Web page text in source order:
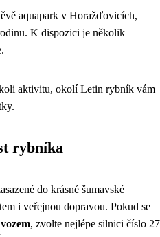
aquapark v Horažďovicích,
K dispozici je několik
aktivitu, okolí Letin rybník vám
rybníka
do krásné šumavské
i veřejnou dopravou. Pokud se
, zvolte nejlépe silnici číslo 27